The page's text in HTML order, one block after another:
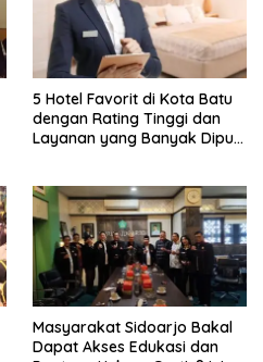
5 Hotel Favorit di Kota Batu
dengan Rating Tinggi dan
Layanan yang Banyak Dipuji
Masyarakat Sidoarjo Bakal
Dapat Akses Edukasi dan